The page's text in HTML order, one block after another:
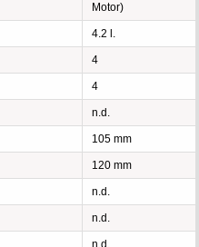
Motor)
4.2 l.
4
4
n.d.
105 mm
120 mm
n.d.
n.d.
n.d.